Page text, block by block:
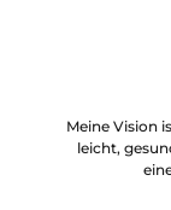
Meine Vision
leicht,